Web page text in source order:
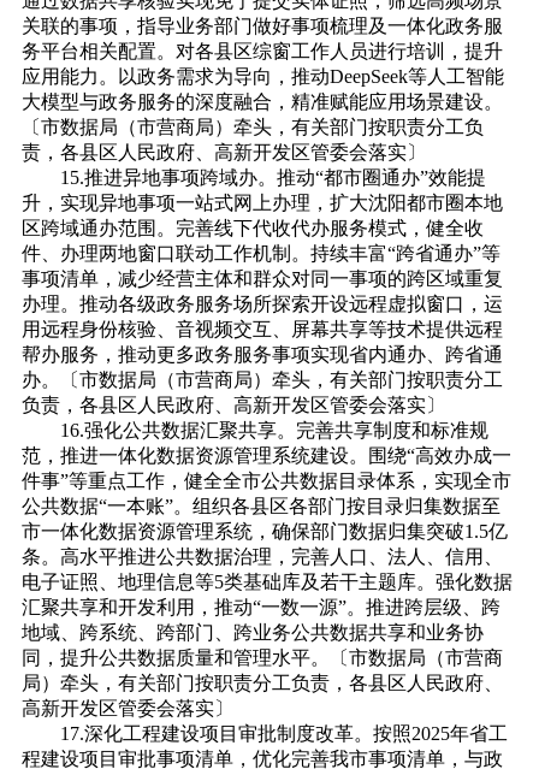
关联的事项，指导业务部门做好事项梳理及一体化政务服
务平台相关配置。对各县区综窗工作人员进行培训，提升
应用能力。以政务需求为导向，推动DeepSeek等人工智能
大模型与政务服务的深度融合，精准赋能应用场景建设。
〔市数据局（市营商局）牵头，有关部门按职责分工负
责，各县区人民政府、高新开发区管委会落实〕
15.推进异地事项跨域办。推动“都市圈通办”效能提
升，实现异地事项一站式网上办理，扩大沈阳都市圈本地
区跨域通办范围。完善线下代收代办服务模式，健全收
件、办理两地窗口联动工作机制。持续丰富“跨省通办”等
事项清单，减少经营主体和群众对同一事项的跨区域重复
办理。推动各级政务服务场所探索开设远程虚拟窗口，运
用远程身份核验、音视频交互、屏幕共享等技术提供远程
帮办服务，推动更多政务服务事项实现省内通办、跨省通
办。〔市数据局（市营商局）牵头，有关部门按职责分工
负责，各县区人民政府、高新开发区管委会落实〕
16.强化公共数据汇聚共享。完善共享制度和标准规
范，推进一体化数据资源管理系统建设。围绕“高效办成一
件事”等重点工作，健全全市公共数据目录体系，实现全市
公共数据“一本账”。组织各县区各部门按目录归集数据至
市一体化数据资源管理系统，确保部门数据归集突破1.5亿
条。高水平推进公共数据治理，完善人口、法人、信用、
电子证照、地理信息等5类基础库及若干主题库。强化数据
汇聚共享和开发利用，推动“一数一源”。推进跨层级、跨
地域、跨系统、跨部门、跨业务公共数据共享和业务协
同，提升公共数据质量和管理水平。〔市数据局（市营商
局）牵头，有关部门按职责分工负责，各县区人民政府、
高新开发区管委会落实〕
17.深化工程建设项目审批制度改革。按照2025年省工
程建设项目审批事项清单，优化完善我市事项清单，与政